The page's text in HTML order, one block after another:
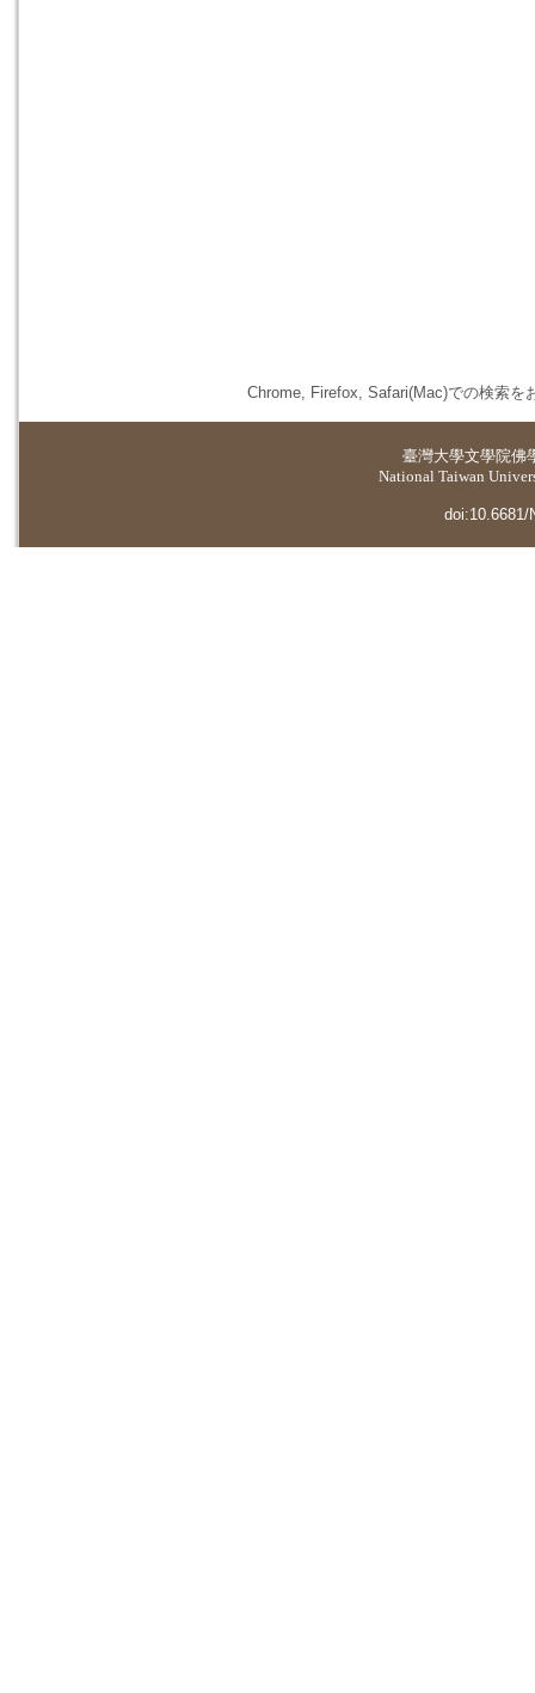
Chrome, Firefox, Safari(Mac)での検索を
臺灣大學文學院佛
National Taiwan
doi:10.6681/